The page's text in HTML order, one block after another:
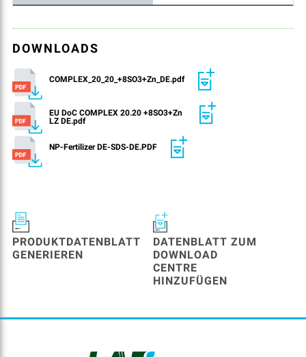
DOWNLOADS
COMPLEX_20_20_+8SO3+Zn_DE.pdf
EU DoC COMPLEX 20.20 +8SO3+Zn
LZ DE.pdf
NP-Fertilizer DE-SDS-DE.PDF
PRODUKTDATENBLATT
GENERIEREN
DATENBLATT ZUM
DOWNLOAD
CENTRE
HINZUFÜGEN